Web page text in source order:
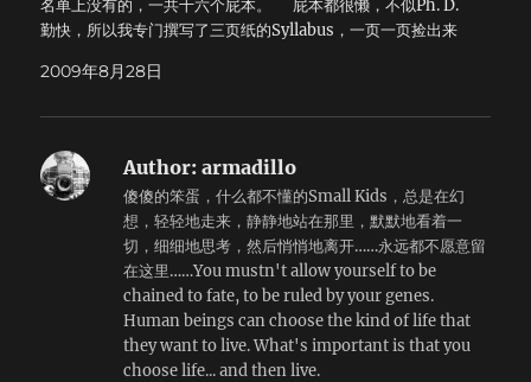
读取这个MOD，再进入游戏，尸体就不会消失了。 以上就是
笔者在对Doom3进行改造时的一些心得体会，希望能够对大家
有所帮助。
名单上没有的，一共十六个屁本。 屁本都很懒，不似Ph. D.
勤快，所以我专门撰写了三页纸的Syllabus，一页一页捡出来
差，你讲着讲着他们就不耐烦了，哀怨地看着你。刚开始我还
也会让人觉得格外想死。 不过其实这些问题也好解决。帮他
们领下仪器，取个溶液，开个柜子，屁本们马上就感恩戴德笑
逐颜开了。所以两天下来，感觉尚好。最多也只是犯了一些程
序错误，比如，我扯着嗓门告诉他们在实验室一定要戴目镜否
则我会一脚把他们踢出去的时候，其实我自己就忘记戴了。
但愿屁本们下个星期全去把课退了，那样这个学期我就可以吃
空饷了。周三和周四下午还可以告诉老板去上课，然后戴个小
帽拎个小凳扛个小杆提个小桶去湖边钓鱼。
───────────────────────────── 第二件事情是
2009年8月28日
Author: armadillo
傻傻的笨蛋，什么都不懂的Small Kids，总是在幻
想，轻轻地走来，静静地站在那里，默默地看着一
切，细细地思考，然后悄悄地离开……永远都不愿意留
在这里……You mustn't allow yourself to be
chained to fate, to be ruled by your genes.
Human beings can choose the kind of life that
they want to live. What's important is that you
choose life... and then live.